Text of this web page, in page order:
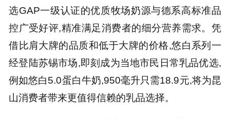
选GAP一级认证的优质牧场奶源与德系高标准品
控广受好评,精准满足消费者的细分营养需求。凭
借比肩大牌的品质和低于大牌的价格,悠白系列一
经登陆苏锡市场,即刻成为当地市民日常乳品优选,
例如悠白5.0蛋白牛奶,950毫升只需18.9元,将为昆
山消费者带来更值得信赖的乳品选择。